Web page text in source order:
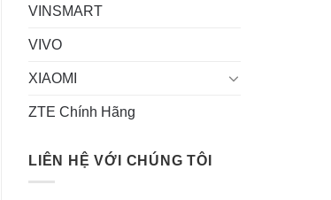
VINSMART
VIVO
XIAOMI
ZTE Chính Hãng
LIÊN HỆ VỚI CHÚNG TÔI